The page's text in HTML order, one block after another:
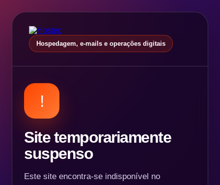
Hospedagem, e-mails e operações digitais
!
Site temporariamente
suspenso
Este site encontra-se indisponível no